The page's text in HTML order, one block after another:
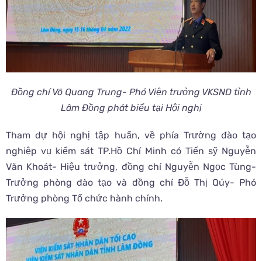
Đồng chí Võ Quang Trung- Phó Viện trưởng VKSND tỉnh
Lâm Đồng phát biểu tại Hội nghị
Tham dự hội nghị tập huấn, về phía Trường đào tạo
nghiệp vụ kiểm sát TP.Hồ Chí Minh có Tiến sỹ Nguyễn
Văn Khoát- Hiệu trưởng, đồng chí Nguyễn Ngọc Tùng-
Trưởng phòng đào tạo và đồng chí Đỗ Thị Qúy- Phó
Trưởng phòng Tổ chức hành chính.